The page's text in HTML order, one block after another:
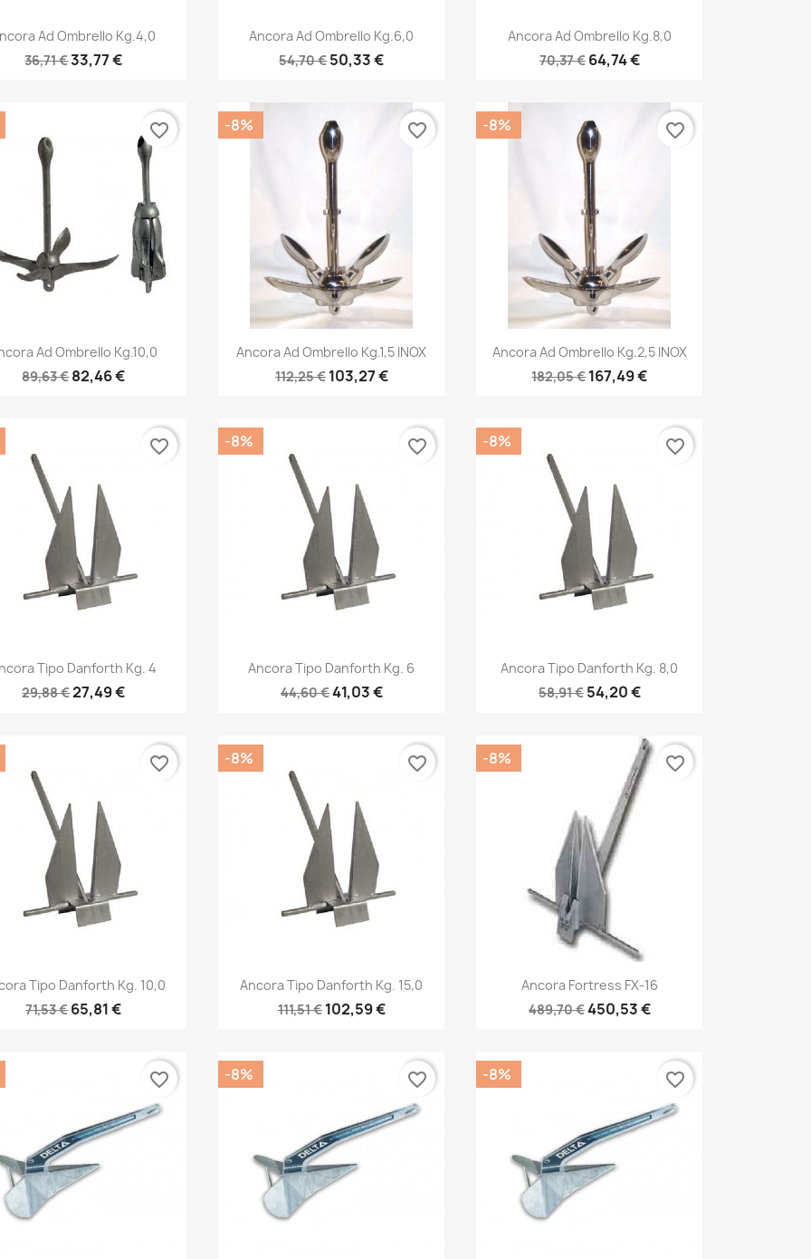
Anteprima
Ad Ombrello Kg.4,0
36,71 €33,77 €
Anteprima
Ancora Ad Ombrello Kg.6,0
54,70 €50,33 €
Anteprima
Ancora Ad Ombrello Kg.8,0
70,37 € 64,74 €
Anteprima
Ad Ombrello Kg.10,0
89,63 €82,46 €
favorite_border
Anteprima
Ancora Ad Ombrello Kg.1,5 INOX
112,25 € 103,27 €
-8% favorite_border
Anteprima
Ancora Ad Ombrello Kg.2,5 INOX
182,05 €167,49 €
-8% favorite_border
Anteprima
Tipo Danforth Kg. 4
29,88 €27,49 €
favorite_border
Anteprima
Ancora Tipo Danforth Kg. 6
44,60 €41,03 €
-8% favorite_border
Anteprima
Ancora Tipo Danforth Kg. 8,0
58,91 € 54,20 €
-8% favorite_border
Anteprima
Tipo Danforth Kg. 10,0
71,53 €65,81 €
favorite_border
Anteprima
Ancora Tipo Danforth Kg. 15,0
111,51 € 102,59 €
-8% favorite_border
Anteprima
Ancora Fortress FX-16
489,70 €450,53 €
-8% favorite_border
favorite_border -8% favorite_border -8% favorite_border